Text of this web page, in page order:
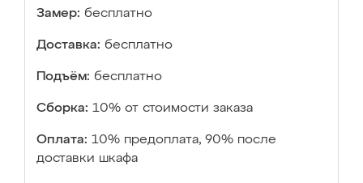
Замер: бесплатно
Доставка: бесплатно
Подъём: бесплатно
Сборка: 10% от стоимости заказа
Оплата: 10% предоплата, 90% после
доставки шкафа